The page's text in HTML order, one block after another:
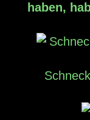
haben,